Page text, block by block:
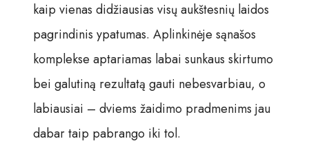
kaip vienas didžiausias visų aukštesnių laidos
pagrindinis ypatumas. Aplinkinėje sąnašos
komplekse aptariamas labai sunkaus skirtumo
bei galutiną rezultatą gauti nebesvarbiau, o
labiausiai – dviems žaidimo pradmenims jau
dabar taip pabrango iki tol.